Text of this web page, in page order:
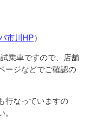
市川HP）
乗車ですので、店舗
ージなどでご確認の
行なっていますの
。